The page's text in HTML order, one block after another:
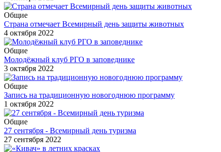
Общие
Страна отмечает Всемирный день защиты животных
4 октября 2022
Общие
Молодёжный клуб РГО в заповеднике
3 октября 2022
Общие
Запись на традиционную новогоднюю программу
1 октября 2022
Общие
27 сентября - Всемирный день туризма
27 сентября 2022